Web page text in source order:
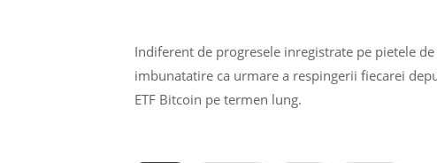
Indiferent de progresele inregistrate pe pietele
imbunatatire ca urmare a respingerii fiecarei
ETF Bitcoin pe termen lung.